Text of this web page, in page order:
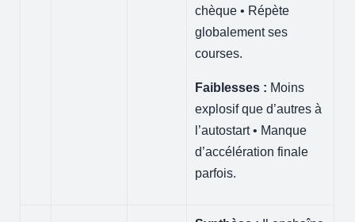
chèque • Répète
globalement ses
courses.
Faiblesses : Moins
explosif que d’autres à
l’autostart • Manque
d’accélération finale
parfois.